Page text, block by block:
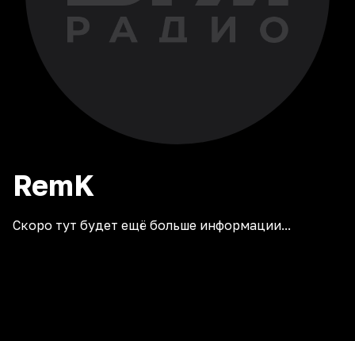
RemK
Скоро тут будет ещё больше информации...